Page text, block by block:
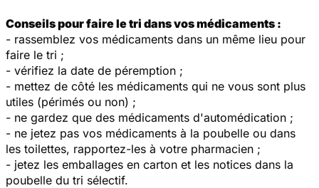
Conseils pour faire le tri dans vos médicaments :
- rassemblez vos médicaments dans un même lieu pour
faire le tri ;
- vérifiez la date de péremption ;
- mettez de côté les médicaments qui ne vous sont plus
utiles (périmés ou non) ;
- ne gardez que des médicaments d'automédication ;
- ne jetez pas vos médicaments à la poubelle ou dans
les toilettes, rapportez-les à votre pharmacien ;
- jetez les emballages en carton et les notices dans la
poubelle du tri sélectif.